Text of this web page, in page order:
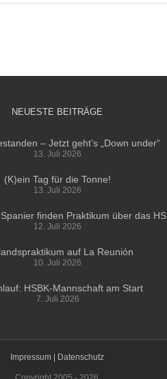
NEUESTE BEITRÄGE
– Jetzt geht’s „Down under“
13. Juli 2026
(K)ein Tag für die Tonne!
13. Juli 2026
finden Praktikum über das
12. Juli 2026
auf La Reunión
10. Juli 2026
HSBK-Mannschaft am Start
7. Juli 2026
Impressum | Datenschutz